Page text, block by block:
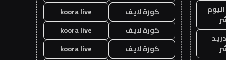
كورة لايف
koora live
كورة لايف
koora live
كورة لايف
koora live